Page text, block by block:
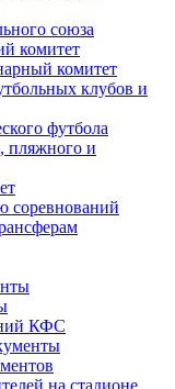
союза
комитет
комитет
клубов и
футбола
пляжного и
соревнований
КФС
на стадионе